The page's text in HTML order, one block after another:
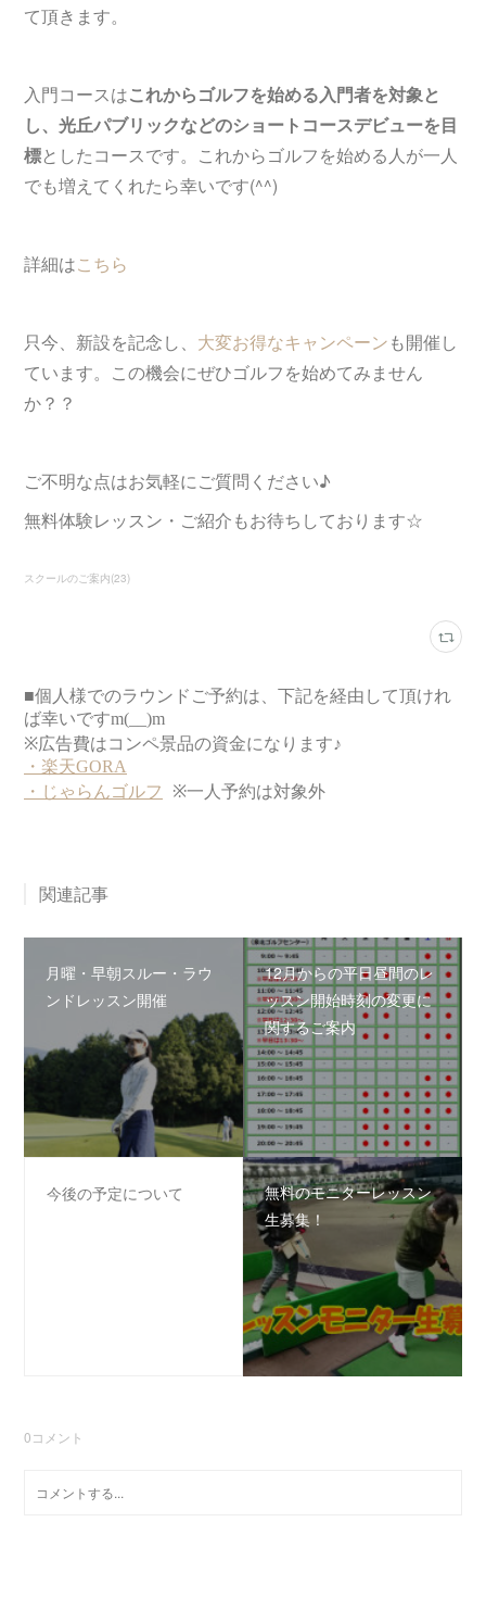
て頂きます。
入門コースはこれからゴルフを始める入門者を対象と
し、光丘パブリックなどのショートコースデビューを目
標としたコースです。これからゴルフを始める人が一人
でも増えてくれたら幸いです(^^)
詳細はこちら
只今、新設を記念し、 大変お得なキャンペーンも開催し
ています。この機会にぜひゴルフを始めてみません
か？？
ご不明な点はお気軽にご質問ください♪
無料体験レッスン・ご紹介もお待ちしております☆
スクールのご案内(23)
関連記事
月曜・早朝スルー・ラウ
ンドレッスン開催
12月からの平日昼間のレ
ッスン開始時刻の変更に
関するご案内
今後の予定について
無料のモニターレッスン
生募集！
0コメント